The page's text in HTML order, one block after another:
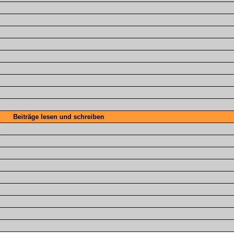
Beiträge lesen und schreiben